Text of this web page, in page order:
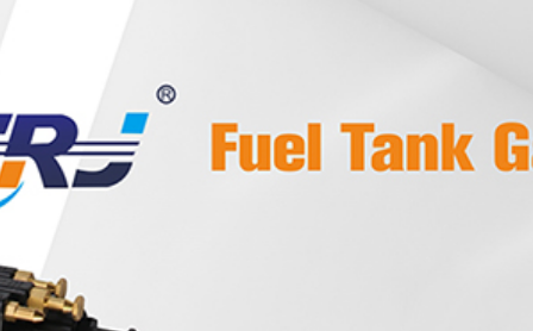
用心服务，超越期待，
Whole-hearted service, beyond expectation, do the best
hardware products